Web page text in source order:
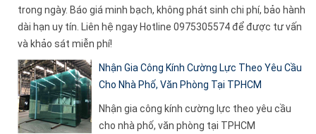
trong ngày. Báo giá minh bạch, không phát sinh chi phí, bảo hành
dài hạn uy tín. Liên hệ ngay Hotline 0975305574 để được tư vấn
và khảo sát miễn phí!
Nhận Gia Công Kính Cường Lực Theo Yêu Cầu
Cho Nhà Phố, Văn Phòng Tại TPHCM
Nhận gia công kính cường lực theo yêu cầu
cho nhà phố, văn phòng tại TPHCM